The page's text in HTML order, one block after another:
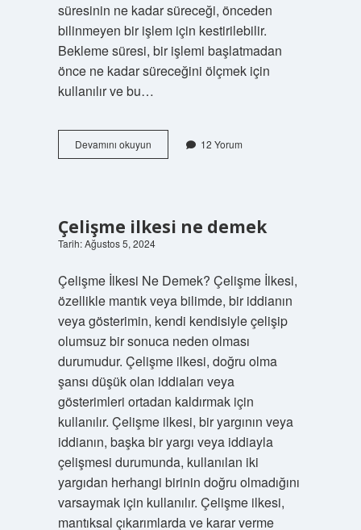
süresinin ne kadar süreceği, önceden
bilinmeyen bir işlem için kestirilebilir.
Bekleme süresi, bir işlemi başlatmadan
önce ne kadar süreceğini ölçmek için
kullanılır ve bu…
Devamını okuyunBekleme
müddeti
12 Yorum
Çelişme ilkesi ne demek
Tarih: Ağustos 5, 2024
Çelişme İlkesi Ne Demek? Çelişme İlkesi,
özellikle mantık veya bilimde, bir iddianın
veya gösterimin, kendi kendisiyle çelişip
olumsuz bir sonuca neden olması
durumudur. Çelişme ilkesi, doğru olma
şansı düşük olan iddiaları veya
gösterimleri ortadan kaldırmak için
kullanılır. Çelişme ilkesi, bir yargının veya
iddianın, başka bir yargı veya iddiayla
çelişmesi durumunda, kullanılan iki
yargıdan herhangi birinin doğru olmadığını
varsaymak için kullanılır. Çelişme ilkesi,
mantıksal çıkarımlarda ve karar verme